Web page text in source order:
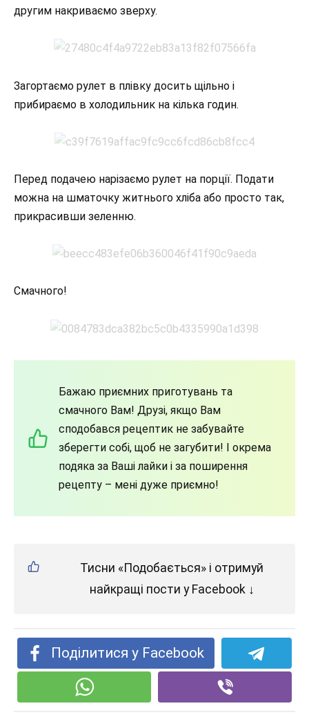
другим накриваємо зверху.
Загортаємо рулет в плівку досить щільно і
прибираємо в холодильник на кілька годин.
Перед подачею нарізаємо рулет на порції. Подати
можна на шматочку житнього хліба або просто так,
прикрасивши зеленню.
Смачного!
Бажаю приємних приготувань та
смачного Вам! Друзі, якщо Вам
сподобався рецептик не забувайте
зберегти собі, щоб не загубити! І окрема
подяка за Ваші лайки і за поширення
рецепту – мені дуже приємно!
Тисни «Подобається» і отримуй
найкращі пости у Facebook ↓
Поділитися у Facebook